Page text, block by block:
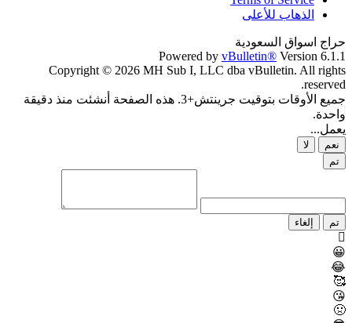
الذهاب للأعلى
حراج اسواق السعودية
Powered by vBulletin® Version 6.1.1
Copyright © 2026 MH Sub I, LLC dba vBulletin. All rights
reserved.
جميع الأوقات بتوقيت جرينتش+3. هذه الصفحة أنشئت منذ دقيقة
واحدة.
يعمل...
نعم
لا
تم
تم إلغاء
😀
😂
🥰
😘
🤢